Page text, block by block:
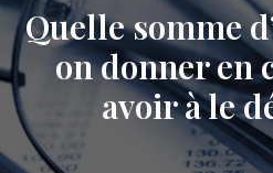
Quelle somme
on donner en
avoir à le